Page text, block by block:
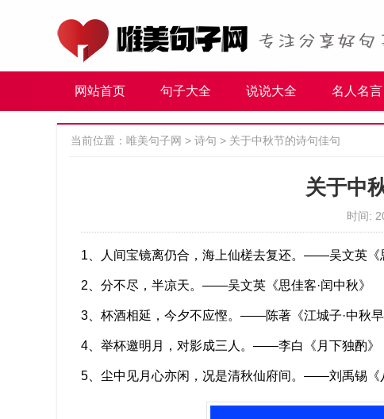
网站首页 句子大全 说说大全 名人名言
当前位置： 唯美句子网 > 诗句 > 关于中秋节的诗句佳句
关于中
时间:
1、人间宝镜离仍合，海上仙槎去复还。——吴文英《
2、分不尽，半凉天。——吴文英《思佳客·闰中秋》
3、杯酒相延，今夕不应慳。——陈著《江城子·中秋早
4、举杯邀明月，对影成三人。——李白《月下独酌》
5、尘中见月心亦闲，况是清秋仙府间。——刘禹锡《